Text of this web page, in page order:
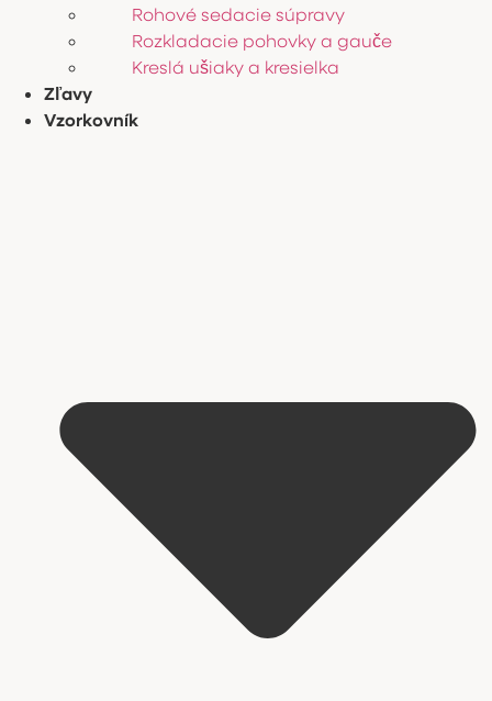
Rohové sedacie súpravy
Rozkladacie pohovky a gauče
Kreslá ušiaky a kresielka
Zľavy
Vzorkovník